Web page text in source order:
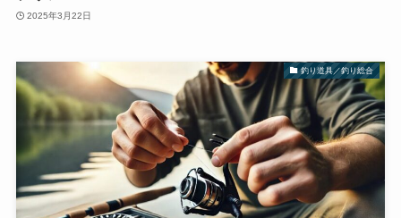
2025年3月22日
釣り道具／釣り総合